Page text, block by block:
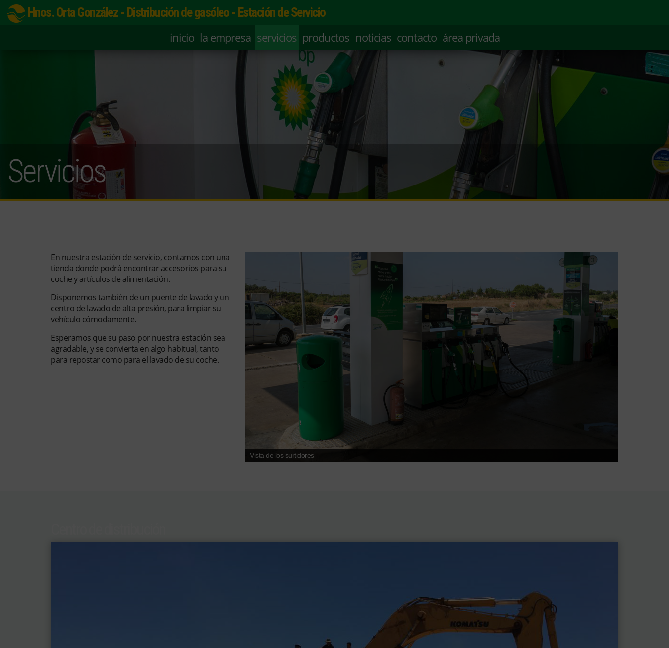
Hnos. Orta González - Distribución de gasóleo - Estación de Servicio
inicio la empresa servicios productos noticias contacto área privada
Servicios
En nuestra estación de servicio, contamos con una
tienda donde podrá encontrar accesorios para su
coche y artículos de alimentación.
Disponemos también de un puente de lavado y un
centro de lavado de alta presión, para limpiar su
vehículo cómodamente.
Esperamos que su paso por nuestra estación sea
agradable, y se convierta en algo habitual, tanto
para repostar como para el lavado de su coche.
Vista de los surtidores